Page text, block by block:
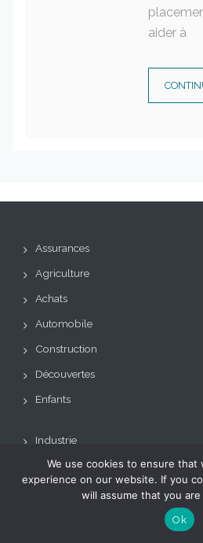
aider à
Assurances
Agriculture
Achats
Automobile
Construction
Découvertes
Enfants
Industrie
Logistique
We use cookies to ensure that
experience on our website. If you
will assume that you
Ok